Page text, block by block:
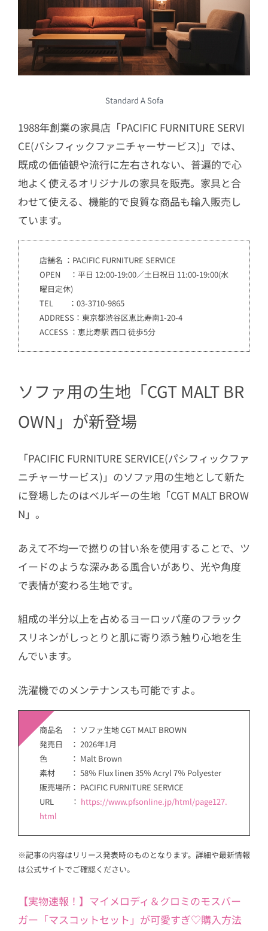
Standard A Sofa
1988年創業の家具店「PACIFIC FURNITURE SERVI
CE(パシフィックファニチャーサービス)」では、
既成の価値観や流行に左右されない、普遍的で心
地よく使えるオリジナルの家具を販売。家具と合
わせて使える、機能的で良質な商品も輪入販売し
ています。
店舗名 ：PACIFIC FURNITURE SERVICE
OPEN ：平日 12:00-19:00／土日祝日 11:00-19:00(水
曜日定休)
TEL ：03-3710-9865
ADDRESS：東京都渋谷区恵比寿南1-20-4
ACCESS ：恵比寿駅 西口 徒歩5分
ソファ用の生地「CGT MALT BR
OWN」が新登場
「PACIFIC FURNITURE SERVICE(パシフィックファ
ニチャーサービス)」のソファ用の生地として新た
に登場したのはベルギーの生地「CGT MALT BROW
N」。
あえて不均一で撚りの甘い糸を使用することで、ツ
イードのような深みある風合いがあり、光や角度
で表情が変わる生地です。
組成の半分以上を占めるヨーロッパ産のフラック
スリネンがしっとりと肌に寄り添う触り心地を生
んでいます。
洗濯機でのメンテナンスも可能ですよ。
商品名 ： ソファ生地 CGT MALT BROWN
発売日 ： 2026年1月
色 ： Malt Brown
素材 ： 58％ Flux linen 35％ Acryl 7％ Polyester
販売場所： PACIFIC FURNITURE SERVICE
URL ： https://www.pfsonline.jp/html/page127.
html
※記事の内容はリリース発表時のものとなります。詳細や最新情報
は公式サイトでご確認ください。
【実物速報！】マイメロディ＆クロミのモスバー
ガー「マスコットセット」が可愛すぎ♡購入方法